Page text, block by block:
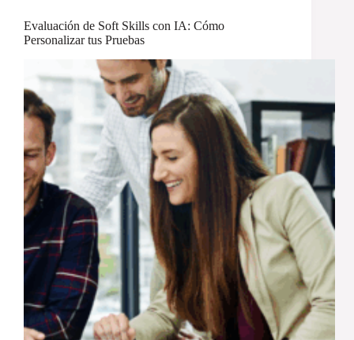
Evaluación de Soft Skills con IA: Cómo
Personalizar tus Pruebas